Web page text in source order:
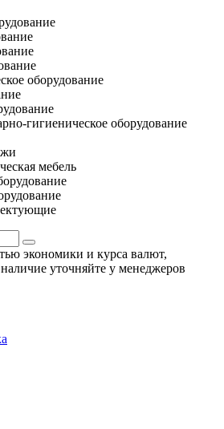
оборудование
гигиеническое оборудование
мебель
экономики и курса валют,
уточняйте у менеджеров